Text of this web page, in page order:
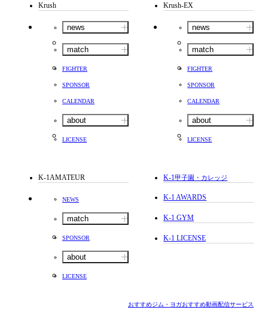
Krush
news
match
FIGHTER
SPONSOR
CALENDAR
about
LICENSE
Krush-EX
news
match
FIGHTER
SPONSOR
CALENDAR
about
LICENSE
K-1AMATEUR
NEWS
match
SPONSOR
about
LICENSE
K-1甲子園・カレッジ
K-1 AWARDS
K-1 GYM
K-1 LICENSE
おすすめジム・ヨガおすすめ動画配信サービス